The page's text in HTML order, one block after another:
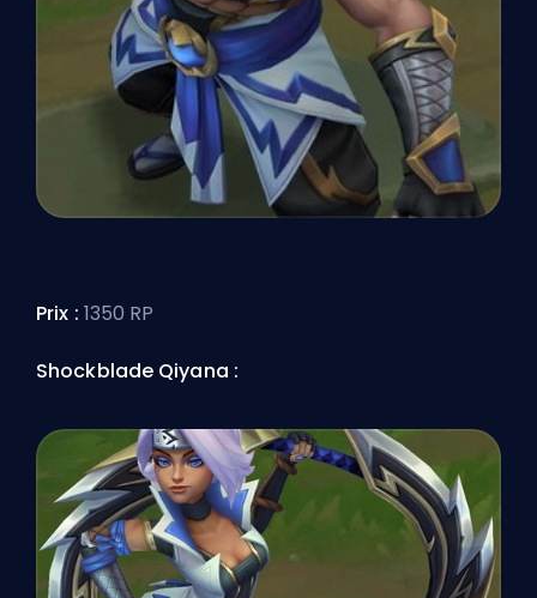
Prix : 1350 RP
Shockblade Qiyana :